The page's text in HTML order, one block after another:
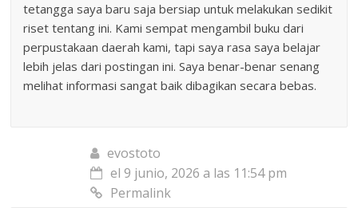
tetangga saya baru saja bersiap untuk melakukan sedikit
riset tentang ini. Kami sempat mengambil buku dari
perpustakaan daerah kami, tapi saya rasa saya belajar
lebih jelas dari postingan ini. Saya benar-benar senang
melihat informasi sangat baik dibagikan secara bebas.
evostoto
el 9 junio, 2026 a las 11:54 pm
Permalink